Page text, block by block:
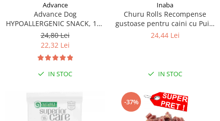
Advance
Advance Dog
HYPOALLERGENIC SNACK, 150
g
24,80 Lei
22,32 Lei
IN STOC
Inaba
Churu Rolls Recompense
gustoase pentru caini cu Pui 8
x 12 g
24,44 Lei
IN STOC
-37%